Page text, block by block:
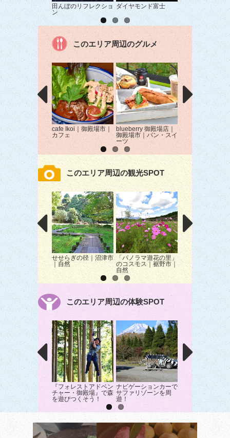
田んぼのリフレクショ
ン
ダイヤモンド富士 富士山へ続く道
このエリア周辺のグルメ
cafe Ikoi｜御殿場市｜
カフェ
blueberry 御殿場店｜
御殿場市｜パン・スイ
ーツ
らZOKU｜御殿場
ラーメン
このエリア周辺の観光SPOT
せせらぎの径｜沼津市
｜自然
「パノラマ遊花の里」
のコスモス｜裾野市｜
自然
御殿場プレミア
トレット｜御殿
ショッピング
このエリア周辺の体験SPOT
『フォレストアドベン
チャー・御殿場』で森
を遊びつくそう！
ナビゲーションカーで
サファリゾーンを周
遊！
時間無制限！駿
眺めながらブル
ー収穫体験